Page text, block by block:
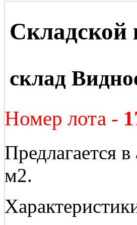
Складской
склад
Номер лота -
Предлагается
м2.